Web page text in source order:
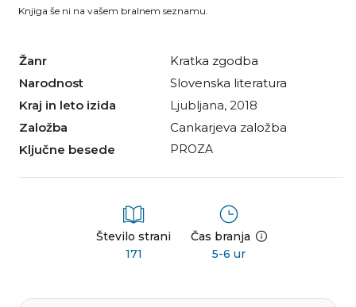
Žanr
kratka zgodba
Narodnost
slovenska literatura
Kraj in leto izida
Ljubljana, 2018
Založba
Cankarjeva založba
Ključne besede
PROZA
Število strani
171
Čas branja
5-6 ur
Knjiga še ni na vašem bralnem seznamu.